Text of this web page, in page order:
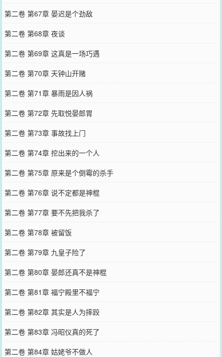
第二卷 第67章 晏迟是个劲敌
第二卷 第68章 夜谈
第二卷 第69章 这真是一场巧遇
第二卷 第70章 天钟山开赌
第二卷 第71章 暴雨是因人祸
第二卷 第72章 先取悦晏郎胃
第二卷 第73章 事故找上门
第二卷 第74章 挖出来的一个人
第二卷 第75章 原来是个倒霉的杀手
第二卷 第76章 说不定都是神棍
第二卷 第77章 要不先把我杀了
第二卷 第78章 被留饭
第二卷 第79章 九皇子险了
第二卷 第80章 晏郎还真不是神棍
第二卷 第81章 福宁殿里不福宁
第二卷 第82章 其实是人为摔跤
第二卷 第83章 冯昭仪真的死了
第二卷 第84章 姑姥爷不做人